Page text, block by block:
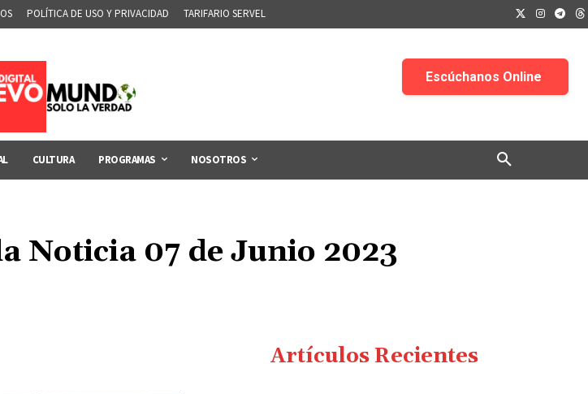
POLÍTICA DE USO Y PRIVACIDAD TARIFARIO SERVEL
CULTURA PROGRAMAS NOSOTROS
Noticia 07 de Junio 2023
Artículos Recientes